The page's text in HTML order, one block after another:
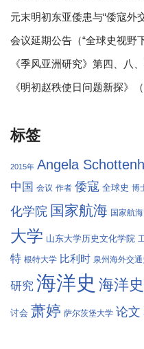
元末明初东亚倭患与“倭寇外
会议延期公告（“全球史视野
《季风亚洲研究》第四、八
《明初赵秩使日问题新探》
标签
2015年 Angela
中国 会议 作者 倭寇 全球史 博
化学院 国家航海 国家航
大学 山东大学历史文化学院
特 根特大学 比利时 泉州海外交
研究 海洋史 海洋
讨会 萧婷 萨尔茨堡大学 论文